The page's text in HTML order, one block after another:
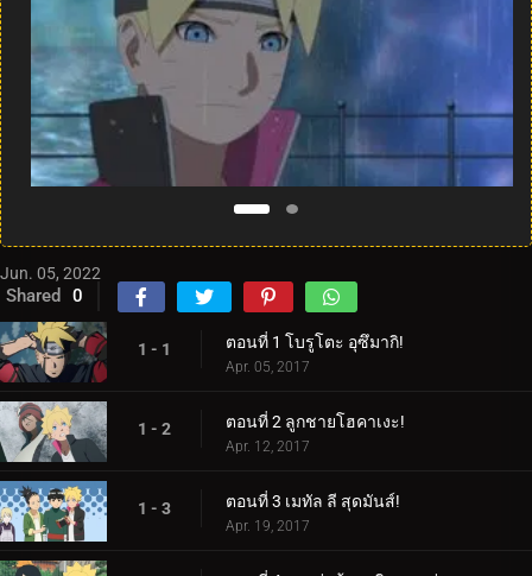
Jun. 05, 2022
Shared 0
1 - 1 ตอนที่ 1 โบรูโตะ อุซึมากิ!
Apr. 05, 2017
1 - 2 ตอนที่ 2 ลูกชายโฮคาเงะ!
Apr. 12, 2017
1 - 3 ตอนที่ 3 เมทัล ลี สุดมันส์!
Apr. 19, 2017